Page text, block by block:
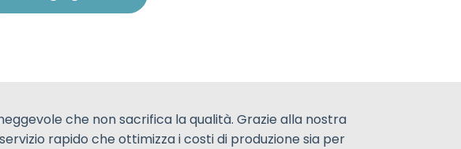
che non sacrifica la qualità. Grazie alla nostra
rapido che ottimizza i costi di produzione sia per